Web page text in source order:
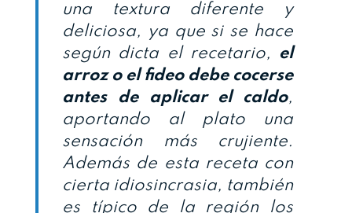
una textura diferente y
deliciosa, ya que si se hace
según dicta el recetario, el
arroz o el fideo debe cocerse
antes de aplicar el caldo,
aportando al plato una
sensación más crujiente.
Además de esta receta con
cierta idiosincrasia, también
es típico de la región los